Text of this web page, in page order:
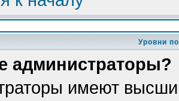
Уровни
администраторы?
имеют